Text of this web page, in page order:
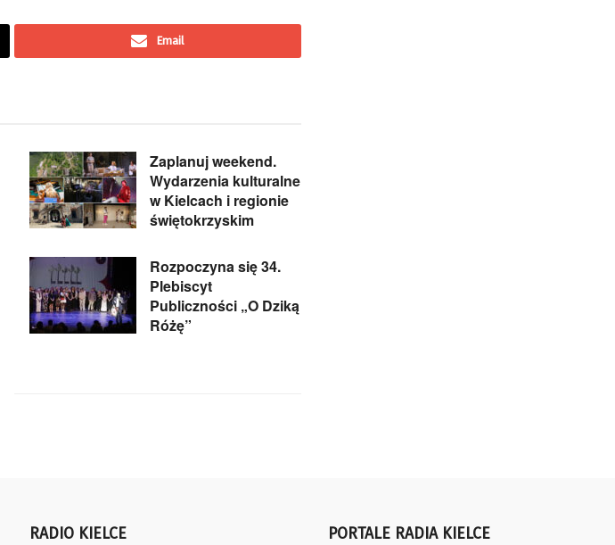
Email
Zaplanuj weekend.
Wydarzenia kulturalne
w Kielcach i regionie
świętokrzyskim
Rozpoczyna się 34.
Plebiscyt
Publiczności „O Dziką
Różę”
RADIO KIELCE PORTALE RADIA KIELCE